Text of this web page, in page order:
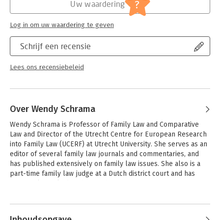
Echtscheiding, alimentatie algemeen
Serie:
Schrijf een recensie
Lees ons recensiebeleid
Uw waardering ?
Log in om uw waardering te geven
Over Wendy Schrama
Wendy Schrama is Professor of Family Law and Comparative
Law and Director of the Utrecht Centre for European Research
into Family Law (UCERF) at Utrecht University. She serves as an
editor of several family law journals and commentaries, and
has published extensively on family law issues. She also is a
part-time family law judge at a Dutch district court and has
Andere boeken door Wendy
Schrama